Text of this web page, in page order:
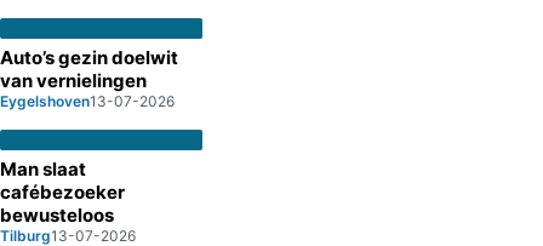
Auto’s gezin doelwit
van vernielingen
Eygelshoven13-07-2026
Man slaat
cafébezoeker
bewusteloos
Tilburg13-07-2026